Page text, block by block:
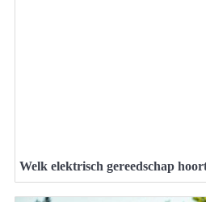
Welk elektrisch gereedschap